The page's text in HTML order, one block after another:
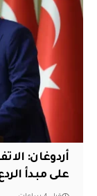
أردوغان:
على مبدأ